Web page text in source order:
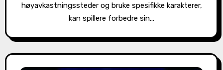
høyavkastningssteder og bruke spesifikke karakterer,
kan spillere forbedre sin…